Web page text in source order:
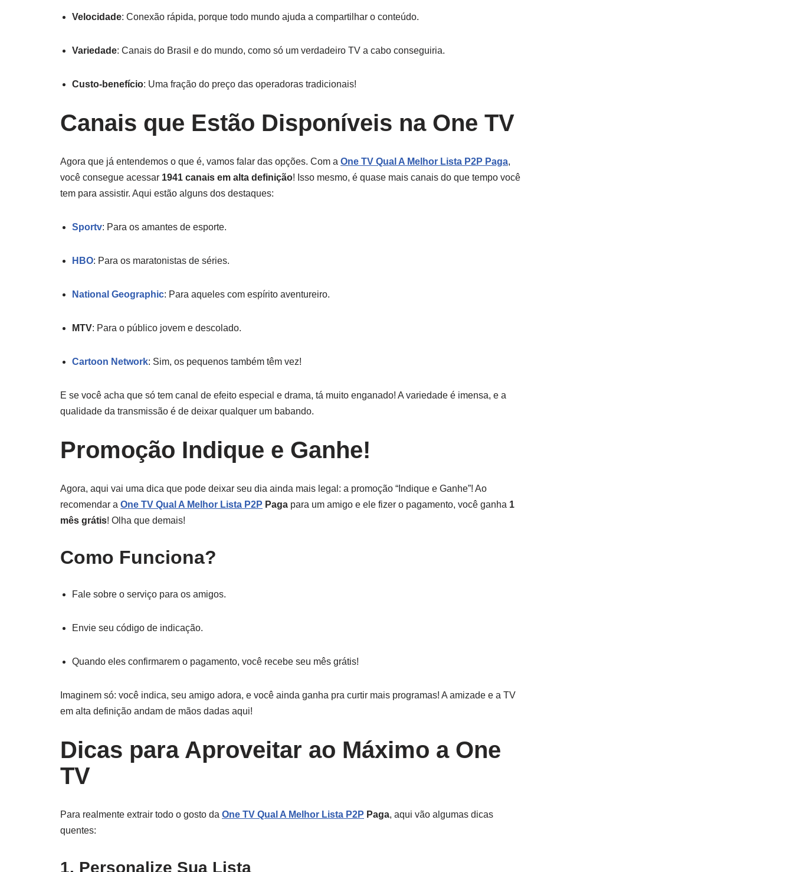
Velocidade: Conexão rápida, porque todo mundo ajuda a compartilhar o conteúdo.
Variedade: Canais do Brasil e do mundo, como só um verdadeiro TV a cabo conseguiria.
Custo-benefício: Uma fração do preço das operadoras tradicionais!
Canais que Estão Disponíveis na One TV
Agora que já entendemos o que é, vamos falar das opções. Com a One TV Qual A Melhor Lista P2P Paga,
você consegue acessar 1941 canais em alta definição! Isso mesmo, é quase mais canais do que tempo você
tem para assistir. Aqui estão alguns dos destaques:
Sportv: Para os amantes de esporte.
HBO: Para os maratonistas de séries.
National Geographic: Para aqueles com espírito aventureiro.
MTV: Para o público jovem e descolado.
Cartoon Network: Sim, os pequenos também têm vez!
E se você acha que só tem canal de efeito especial e drama, tá muito enganado! A variedade é imensa, e a
qualidade da transmissão é de deixar qualquer um babando.
Promoção Indique e Ganhe!
Agora, aqui vai uma dica que pode deixar seu dia ainda mais legal: a promoção “Indique e Ganhe”! Ao
recomendar a One TV Qual A Melhor Lista P2P Paga para um amigo e ele fizer o pagamento, você ganha 1
mês grátis! Olha que demais!
Como Funciona?
Fale sobre o serviço para os amigos.
Envie seu código de indicação.
Quando eles confirmarem o pagamento, você recebe seu mês grátis!
Imaginem só: você indica, seu amigo adora, e você ainda ganha pra curtir mais programas! A amizade e a TV
em alta definição andam de mãos dadas aqui!
Dicas para Aproveitar ao Máximo a One
TV
Para realmente extrair todo o gosto da One TV Qual A Melhor Lista P2P Paga, aqui vão algumas dicas
quentes:
1. Personalize Sua Lista